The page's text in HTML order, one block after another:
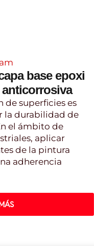
base epoxi
de superficies es
la durabilidad de
el ámbito de
aplicar
de la pintura
adherencia